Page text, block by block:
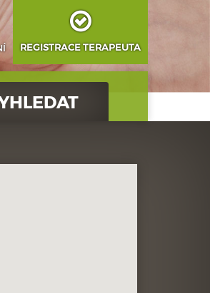
REGISTRACE TERAPEUTA